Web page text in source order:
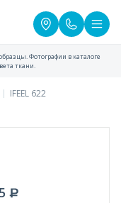
Фотографии в каталоге
ткани.
IFEEL 622